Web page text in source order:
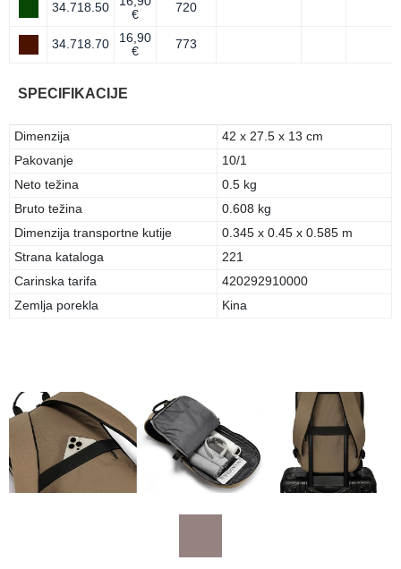
34.718.50
€
720
34.718.70
16,90
€
773
SPECIFIKACIJE
Dimenzija
42 x 27.5 x 13 cm
Pakovanje
10/1
Neto težina
0.5 kg
Bruto težina
0.608 kg
Dimenzija transportne kutije
0.345 x 0.45 x 0.585 m
Strana kataloga
221
Carinska tarifa
420292910000
Zemlja porekla
Kina